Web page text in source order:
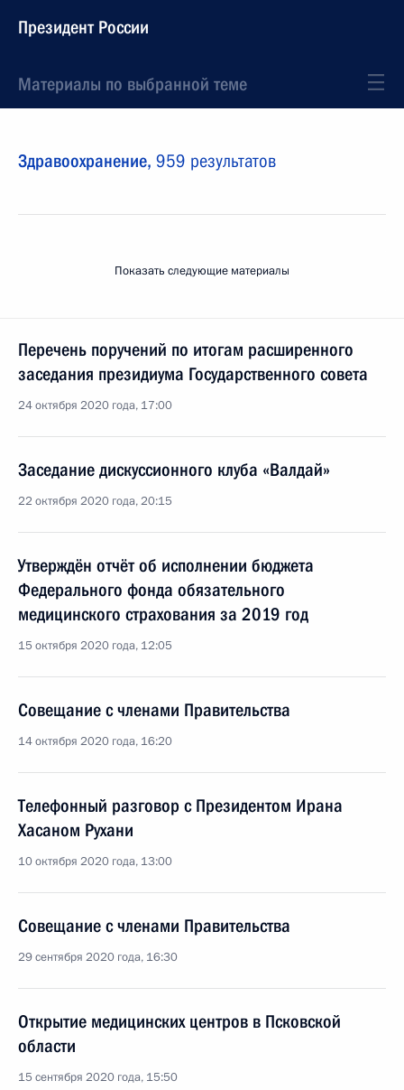
Президент России
Материалы по выбранной теме
Здравоохранение, 959 результатов
Показать следующие материалы
Перечень поручений по итогам расширенного
заседания президиума Государственного совета
24 октября 2020 года, 17:00
Заседание дискуссионного клуба «Валдай»
22 октября 2020 года, 20:15
Утверждён отчёт об исполнении бюджета
Федерального фонда обязательного
медицинского страхования за 2019 год
15 октября 2020 года, 12:05
Совещание с членами Правительства
14 октября 2020 года, 16:20
Телефонный разговор с Президентом Ирана
Хасаном Рухани
10 октября 2020 года, 13:00
Совещание с членами Правительства
29 сентября 2020 года, 16:30
Открытие медицинских центров в Псковской
области
15 сентября 2020 года, 15:50